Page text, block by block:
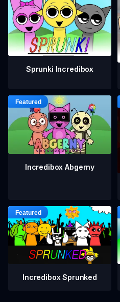
Sprunki Incredibox
Incredibox Abgerny
Incredibox Sprunked